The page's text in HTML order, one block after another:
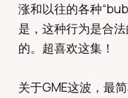
涨和以往的各种
是，这种行为是合
的。超喜欢这集！
关于GME这波，最